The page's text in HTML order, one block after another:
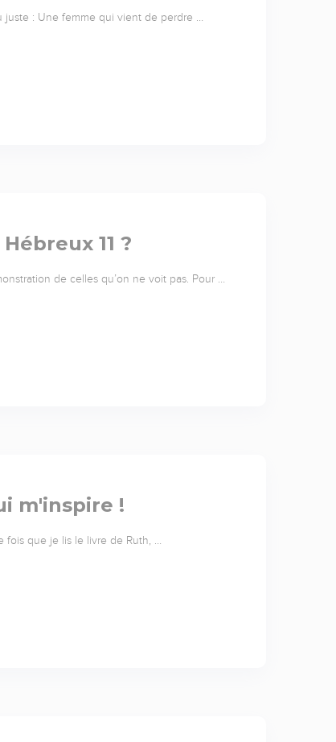
juste : Une femme qui vient de perdre …
11 ?
de celles qu’on ne voit pas. Pour …
m'inspire !
que je lis le livre de Ruth, …